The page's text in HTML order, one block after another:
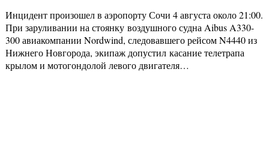
Инцидент произошел в аэропорту Сочи 4 августа около 21:00.
При заруливании на стоянку воздушного судна Aibus A330-
300 авиакомпании Nordwind, следовавшего рейсом N4440 из
Нижнего Новгорода, экипаж допустил касание телетрапа
крылом и мотогондолой левого двигателя…